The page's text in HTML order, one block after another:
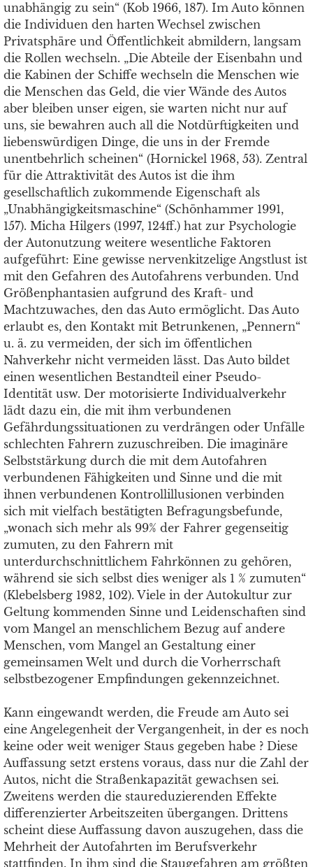
unabhängig zu sein“ (Kob 1966, 187). Im Auto können
die Individuen den harten Wechsel zwischen
Privatsphäre und Öffentlichkeit abmildern, langsam
die Rollen wechseln. „Die Abteile der Eisenbahn und
die Kabinen der Schiffe wechseln die Menschen wie
die Menschen das Geld, die vier Wände des Autos
aber bleiben unser eigen, sie warten nicht nur auf
uns, sie bewahren auch all die Notdürftigkeiten und
liebenswürdigen Dinge, die uns in der Fremde
unentbehrlich scheinen“ (Hornickel 1968, 53). Zentral
für die Attraktivität des Autos ist die ihm
gesellschaftlich zukommende Eigenschaft als
„Unabhängigkeitsmaschine“ (Schönhammer 1991,
157). Micha Hilgers (1997, 124ff.) hat zur Psychologie
der Autonutzung weitere wesentliche Faktoren
aufgeführt: Eine gewisse nervenkitzelige Angstlust ist
mit den Gefahren des Autofahrens verbunden. Und
Größenphantasien aufgrund des Kraft- und
Machtzuwaches, den das Auto ermöglicht. Das Auto
erlaubt es, den Kontakt mit Betrunkenen, „Pennern“
u. ä. zu vermeiden, der sich im öffentlichen
Nahverkehr nicht vermeiden lässt. Das Auto bildet
einen wesentlichen Bestandteil einer Pseudo-
Identität usw. Der motorisierte Individualverkehr
lädt dazu ein, die mit ihm verbundenen
Gefährdungssituationen zu verdrängen oder Unfälle
schlechten Fahrern zuzuschreiben. Die imaginäre
Selbststärkung durch die mit dem Autofahren
verbundenen Fähigkeiten und Sinne und die mit
ihnen verbundenen Kontrollillusionen verbinden
sich mit vielfach bestätigten Befragungsbefunde,
„wonach sich mehr als 99% der Fahrer gegenseitig
zumuten, zu den Fahrern mit
unterdurchschnittlichem Fahrkönnen zu gehören,
während sie sich selbst dies weniger als 1 % zumuten“
(Klebelsberg 1982, 102). Viele in der Autokultur zur
Geltung kommenden Sinne und Leidenschaften sind
vom Mangel an menschlichem Bezug auf andere
Menschen, vom Mangel an Gestaltung einer
gemeinsamen Welt und durch die Vorherrschaft
selbstbezogener Empfindungen gekennzeichnet.
Kann eingewandt werden, die Freude am Auto sei
eine Angelegenheit der Vergangenheit, in der es noch
keine oder weit weniger Staus gegeben habe ? Diese
Auffassung setzt erstens voraus, dass nur die Zahl der
Autos, nicht die Straßenkapazität gewachsen sei.
Zweitens werden die staureduzierenden Effekte
differenzierter Arbeitszeiten übergangen. Drittens
scheint diese Auffassung davon auszugehen, dass die
Mehrheit der Autofahrten im Berufsverkehr
stattfinden. In ihm sind die Staugefahren am größten